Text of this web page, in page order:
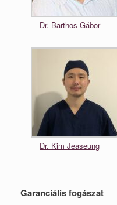
Dr. Barthos Gábor
Dr. Kim Jeaseung
Garanciális fogászat